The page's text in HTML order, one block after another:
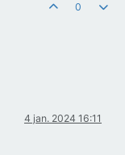
0
4 jan. 2024 16:11